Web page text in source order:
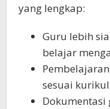
yang lengkap:
Guru lebih
belajar
sesuai